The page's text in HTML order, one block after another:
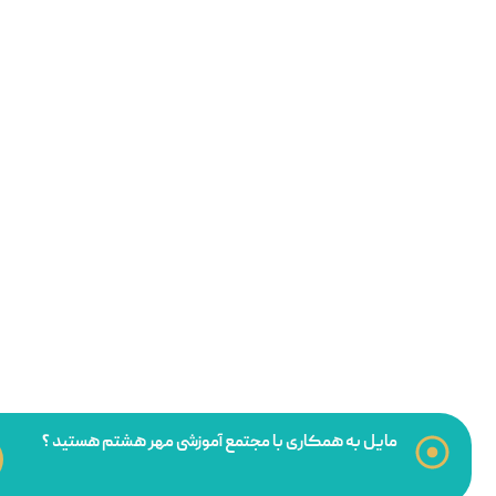
مایل به همکاری با مجتمع آموزشی مهر هشتم هستید ؟